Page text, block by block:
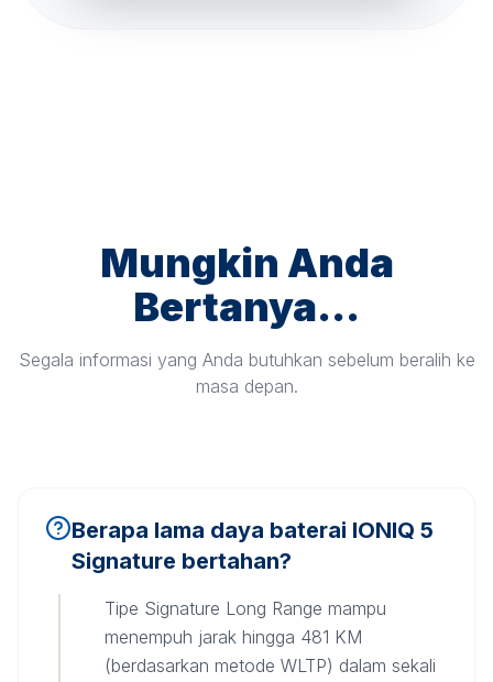
Mungkin Anda
Bertanya...
Segala informasi yang Anda butuhkan sebelum beralih ke
masa depan.
Berapa lama daya baterai IONIQ 5
Signature bertahan?
Tipe Signature Long Range mampu
menempuh jarak hingga 481 KM
(berdasarkan metode WLTP) dalam sekali